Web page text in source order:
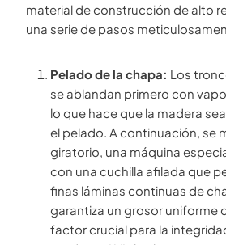
material de construcción de alto
una serie de pasos
Pelado de la chapa: Los
se ablandan primero con
lo que hace que la madera
el pelado. A continuación, se
giratorio, una máquina
con una cuchilla afilada que
finas láminas continuas de
garantiza un grosor uniforme
factor crucial para la